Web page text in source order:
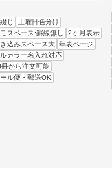
じ
土曜日色分け
モスペース:罫線無し
2ヶ月表示
込みスペース大 年表ページ
カラー名入れ対応
冊から注文可能
ール便・郵送OK